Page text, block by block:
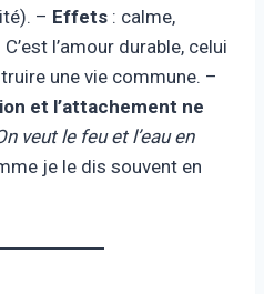
– Effets : calme,
l’amour durable, celui
une vie commune. –
et l’attachement ne
veut le feu et l’eau en
je le dis souvent en